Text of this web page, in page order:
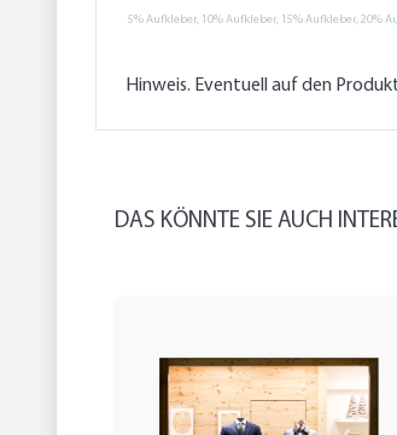
5% Aufkleber, 10% Aufkleber, 15% Aufkleber, 20%
Hinweis. Eventuell auf den
DAS KÖNNTE SIE AUCH